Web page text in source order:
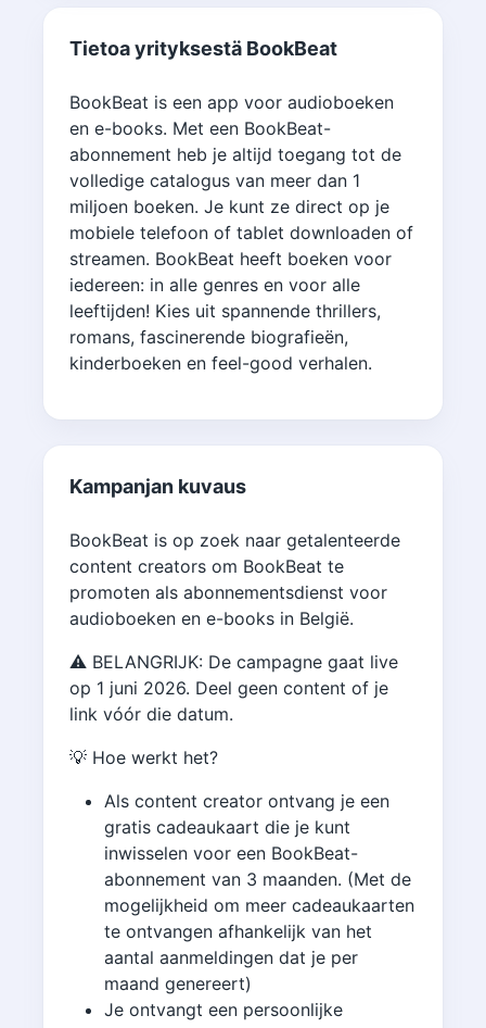
Tietoa yrityksestä BookBeat
BookBeat is een app voor audioboeken
en e-books. Met een BookBeat-
abonnement heb je altijd toegang tot de
volledige catalogus van meer dan 1
miljoen boeken. Je kunt ze direct op je
mobiele telefoon of tablet downloaden of
streamen. BookBeat heeft boeken voor
iedereen: in alle genres en voor alle
leeftijden! Kies uit spannende thrillers,
romans, fascinerende biografieën,
kinderboeken en feel-good verhalen.
Kampanjan kuvaus
BookBeat is op zoek naar getalenteerde
content creators om BookBeat te
promoten als abonnementsdienst voor
audioboeken en e-books in België.
⚠️ BELANGRIJK: De campagne gaat live
op 1 juni 2026. Deel geen content of je
link vóór die datum.
💡 Hoe werkt het?
Als content creator ontvang je een
gratis cadeaukaart die je kunt
inwisselen voor een BookBeat-
abonnement van 3 maanden. (Met de
mogelijkheid om meer cadeaukaarten
te ontvangen afhankelijk van het
aantal aanmeldingen dat je per
maand genereert)
Je ontvangt een persoonlijke